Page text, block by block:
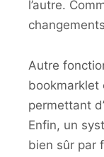
l’autre.
Autre
bookmarklet
permettant
Enfin, un
bien sûr par